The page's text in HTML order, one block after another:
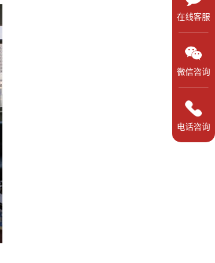
在线客服
微信咨询
电话咨询